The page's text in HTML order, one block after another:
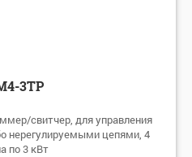
3TP
свитчер, для управления
нерегулируемыми цепями, 4
по 3 кВт